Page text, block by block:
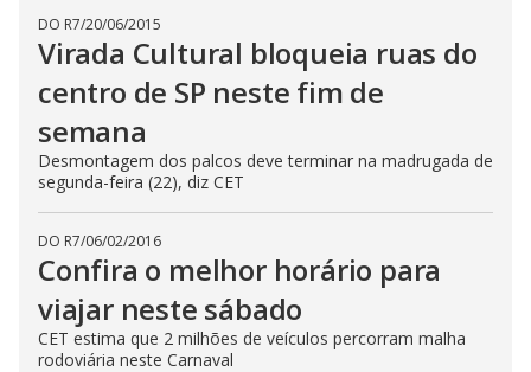
DO R7/20/06/2015
Virada Cultural bloqueia ruas do
centro de SP neste fim de
semana
Desmontagem dos palcos deve terminar na madrugada de
segunda-feira (22), diz CET
DO R7/06/02/2016
Confira o melhor horário para
viajar neste sábado
CET estima que 2 milhões de veículos percorram malha
rodoviária neste Carnaval